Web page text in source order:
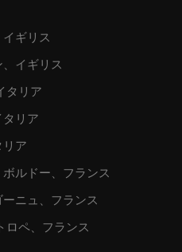
ギリス
イギリス
タリア
タリア
リア
ルドー、フランス
ニュ、フランス
ロペ、フランス